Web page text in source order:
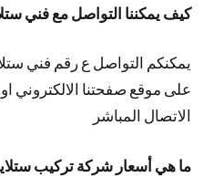
كيف يمكننا التواصل مع فني
يمكنكم التواصل ع رقم فني
على موقع صفحتنا الالكتروني
الاتصال المباشر
ما هي أسعار شركة تركيب